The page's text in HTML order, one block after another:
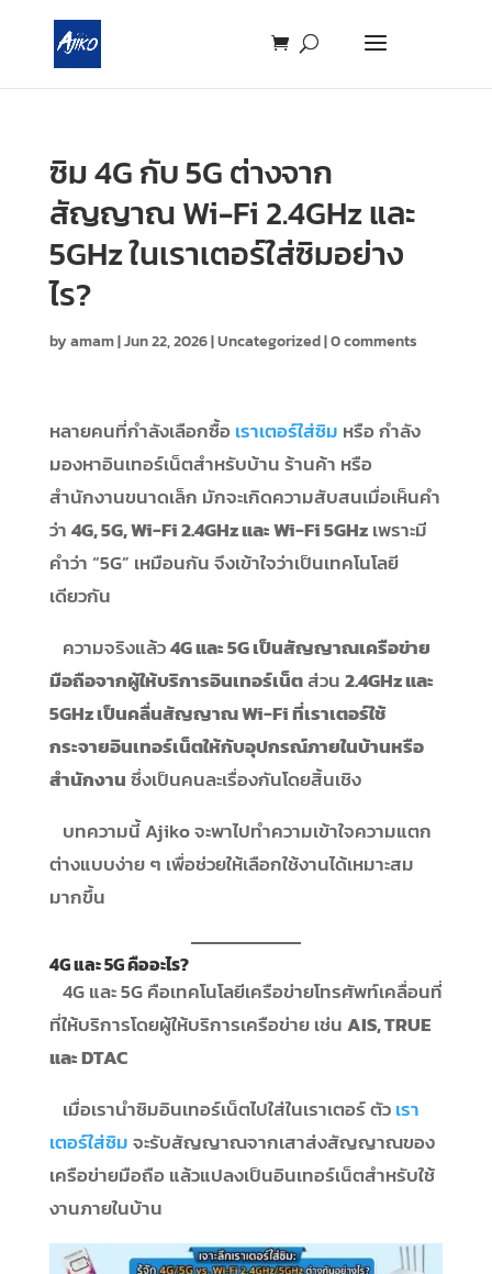
ซิม 4G กับ 5G ต่างจาก
สัญญาณ Wi-Fi 2.4GHz และ
5GHz ในเราเตอร์ใส่ซิมอย่าง
ไร?
byamam|Jun 22, 2026|Uncategorized|0 comments
หลายคนที่กำลังเลือกซื้อ เราเตอร์ใส่ซิม หรือ กำลัง
มองหาอินเทอร์เน็ตสำหรับบ้าน ร้านค้า หรือ
สำนักงานขนาดเล็ก มักจะเกิดความสับสนเมื่อเห็นคำ
ว่า4G, 5G, Wi-Fi 2.4GHz และ Wi-Fi 5GHzเพราะมี
คำว่า “5G” เหมือนกัน จึงเข้าใจว่าเป็นเทคโนโลยี
เดียวกัน
ความจริงแล้ว4G และ 5G เป็นสัญญาณเครือข่าย
มือถือจากผู้ให้บริการอินเทอร์เน็ตส่วน2.4GHz และ
5GHz เป็นคลื่นสัญญาณ Wi-Fi ที่เราเตอร์ใช้
กระจายอินเทอร์เน็ตให้กับอุปกรณ์ภายในบ้านหรือ
สำนักงานซึ่งเป็นคนละเรื่องกันโดยสิ้นเชิง
บทความนี้ Ajiko จะพาไปทำความเข้าใจความแตก
ต่างแบบง่าย ๆ เพื่อช่วยให้เลือกใช้งานได้เหมาะสม
มากขึ้น
4G และ 5G คืออะไร?
4G และ 5G คือเทคโนโลยีเครือข่ายโทรศัพท์เคลื่อนที่
ที่ให้บริการโดยผู้ให้บริการเครือข่าย เช่นAIS, TRUE
และ DTAC
เมื่อเรานำซิมอินเทอร์เน็ตไปใส่ในเราเตอร์ ตัวเรา
เตอร์ใส่ซิมจะรับสัญญาณจากเสาส่งสัญญาณของ
เครือข่ายมือถือ แล้วแปลงเป็นอินเทอร์เน็ตสำหรับใช้
งานภายในบ้าน